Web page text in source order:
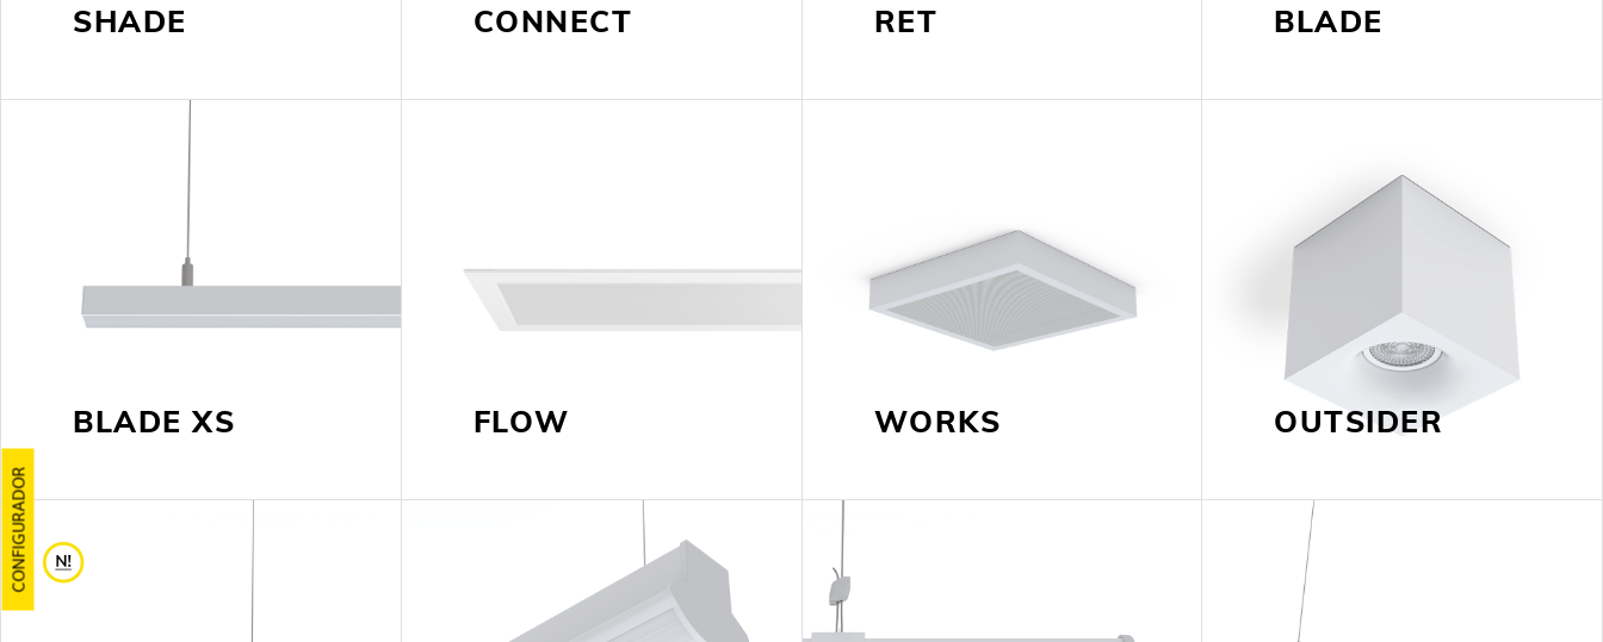
INTERIOR
EXTERIOR
INDUSTRIAL
DOWNLOADS
PROJETOS
CONFIGURADOR
SHADE CONNECT RET BLADE
BLADE XS FLOW WORKS OUTSIDER